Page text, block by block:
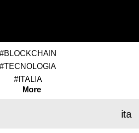
#BLOCKCHAIN
#TECNOLOGIA
#ITALIA
More
ita